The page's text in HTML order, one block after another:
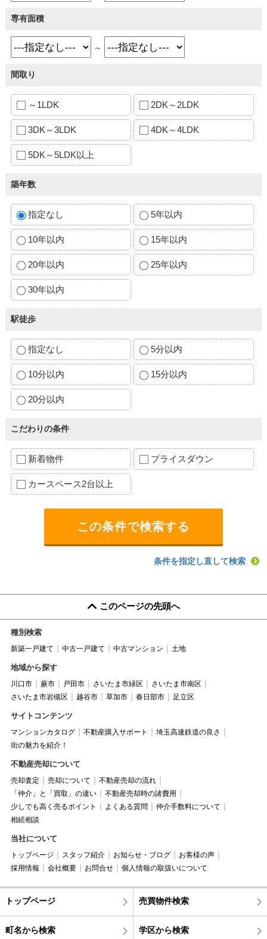
専有面積
～
間取り
～1LDK 2DK～2LDK
3DK～3LDK 4DK～4LDK
5DK～5LDK以上
築年数
指定なし 5年以内
10年以内 15年以内
20年以内 25年以内
30年以内
駅徒歩
指定なし 5分以内
10分以内 15分以内
20分以内
こだわりの条件
新着物件 プライスダウン
カースペース2台以上
条件を指定し直して検索
このページの先頭へ
種別検索
新築一戸建て 中古一戸建て 中古マンション 土地
地域から探す
川口市 蕨市 戸田市 さいたま市緑区
さいたま市南区
さいたま市岩槻区
越谷市 草加市 春日部市 足立区
サイトコンテンツ
マンションカタログ 不動産購入サポート
埼玉高速鉄道の良さ
街の魅力を紹介！
不動産売却について
売却査定 売却について
不動産売却の流れ
「仲介」と「買取」の違い
不動産売却時の諸費用
少しでも高く売るポイント
よくある質問
仲介手数料について
相続相談
当社について
トップページ スタッフ紹介 お知らせ・ブログ
お客様の声
採用情報
会社概要 お問合せ 個人情報の取扱いについて
トップページ 売買物件検索
町名から検索 学区から検索